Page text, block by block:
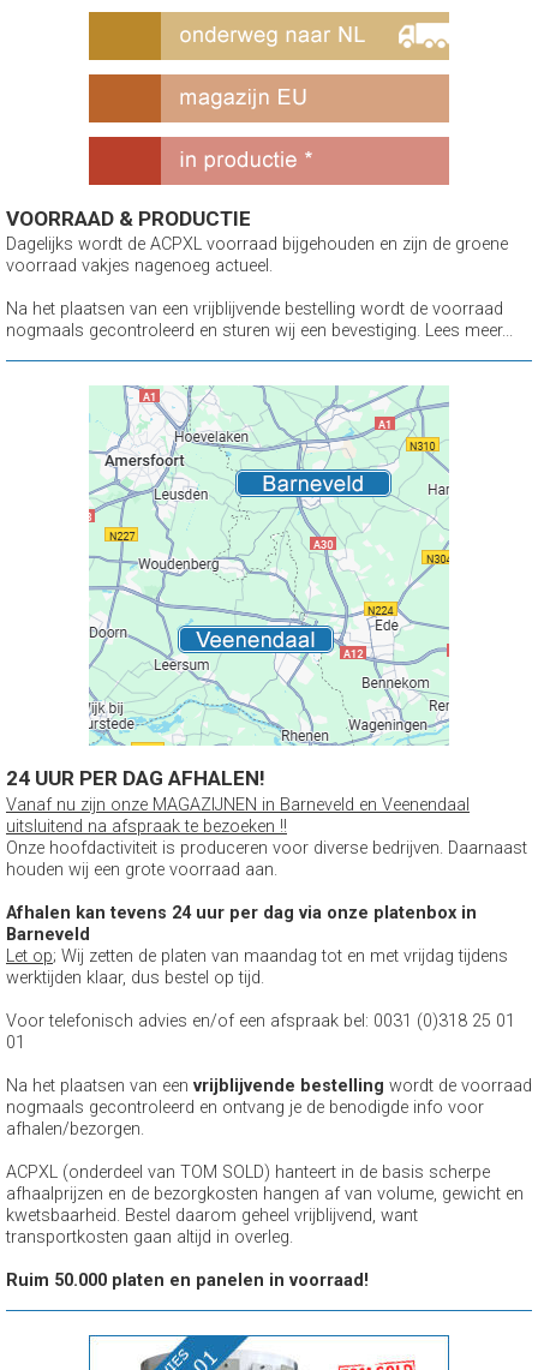
VOORRAAD & PRODUCTIE
Dagelijks wordt de ACPXL voorraad bijgehouden en zijn de groene
voorraad vakjes nagenoeg actueel.
Na het plaatsen van een vrijblijvende bestelling wordt de voorraad
nogmaals gecontroleerd en sturen wij een bevestiging. Lees meer...
24 UUR PER DAG AFHALEN!
Vanaf nu zijn onze MAGAZIJNEN in Barneveld en Veenendaal
uitsluitend na afspraak te bezoeken !!
Onze hoofdactiviteit is produceren voor diverse bedrijven. Daarnaast
houden wij een grote voorraad aan.
Afhalen kan tevens 24 uur per dag via onze platenbox in
Barneveld
Let op; Wij zetten de platen van maandag tot en met vrijdag tijdens
werktijden klaar, dus bestel op tijd.
Voor telefonisch advies en/of een afspraak bel: 0031 (0)318 25 01
01
Na het plaatsen van een vrijblijvende bestelling wordt de voorraad
nogmaals gecontroleerd en ontvang je de benodigde info voor
afhalen/bezorgen.
ACPXL (onderdeel van TOM SOLD) hanteert in de basis scherpe
afhaalprijzen en de bezorgkosten hangen af van volume, gewicht en
kwetsbaarheid. Bestel daarom geheel vrijblijvend, want
transportkosten gaan altijd in overleg.
Ruim 50.000 platen en panelen in voorraad!